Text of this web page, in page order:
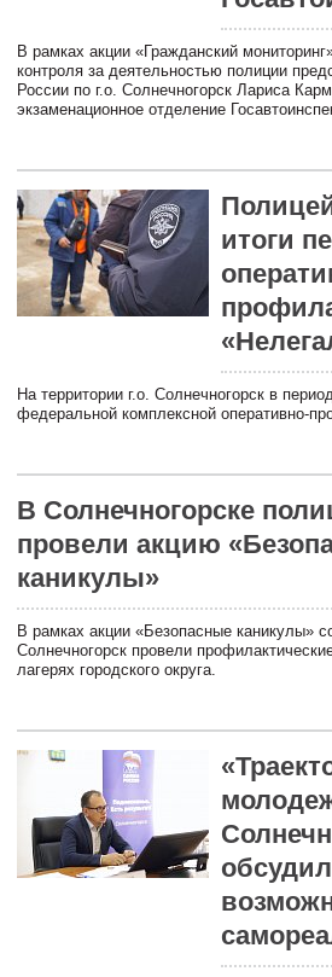
В рамках акции «Гражданский
контроля за деятельностью полиции
России по г.о. Солнечногорск Лариса
экзаменационное отделение
итоги
На территории г.о. Солнечногорск в
федеральной комплексной оперативно-
В Солнечногорске
провели акцию
каникулы»
В рамках акции «Безопасные каникулы»
Солнечногорск провели
лагерях городского округа.